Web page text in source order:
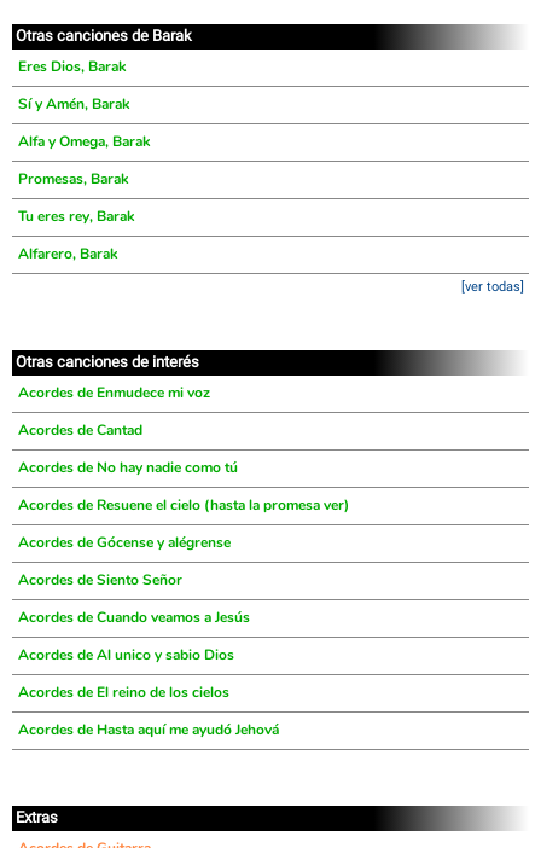
Otras canciones de Barak
Eres Dios, Barak
Sí y Amén, Barak
Alfa y Omega, Barak
Promesas, Barak
Tu eres rey, Barak
Alfarero, Barak
[ver todas]
Otras canciones de interés
Acordes de Enmudece mi voz
Acordes de Cantad
Acordes de No hay nadie como tú
Acordes de Resuene el cielo (hasta la promesa ver)
Acordes de Gócense y alégrense
Acordes de Siento Señor
Acordes de Cuando veamos a Jesús
Acordes de Al unico y sabio Dios
Acordes de El reino de los cielos
Acordes de Hasta aquí me ayudó Jehová
Extras